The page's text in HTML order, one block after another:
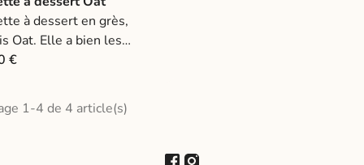
Ajouter au panier
à dessert en grès,
Oat. Elle a bien les
de l'avoine : du blanc et
de sa forme en font une
très raffinée. Elle mettra
€
1-4 de 4 article(s)